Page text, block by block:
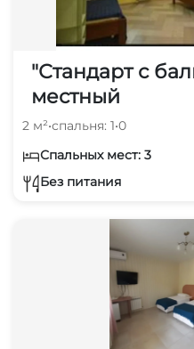
"Стандарт с
местный
2 м²•спальня: 1•0
Спальных мест: 3
Без питания